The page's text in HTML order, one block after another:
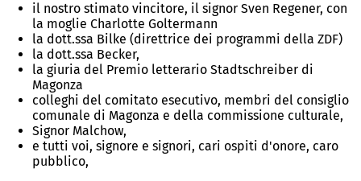
il nostro stimato vincitore, il signor Sven Regener, con
la moglie Charlotte Goltermann
la dott.ssa Bilke (direttrice dei programmi della ZDF)
la dott.ssa Becker,
la giuria del Premio letterario Stadtschreiber di
Magonza
colleghi del comitato esecutivo, membri del consiglio
comunale di Magonza e della commissione culturale,
Signor Malchow,
e tutti voi, signore e signori, cari ospiti d'onore, caro
pubblico,